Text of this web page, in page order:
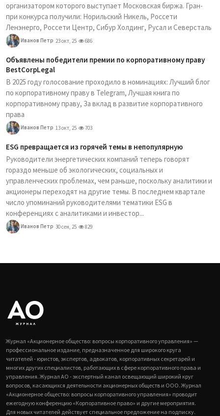
организатором которого выступает Московская биржа. Гран-
при конкурса получили: Норильский Никель, Россети
Ленэнерго, Россети Центр, Сибур Холдинг, Русал и Северсталь
Иванов Петр 23 окт, 25 686
Объявлены победители премии по корпоративному праву
BestCorpLegal
В 2025 году голосование проходило в номинациях: Лучший блог
по корпоративному праву в Telegram, Лучшая книга по
корпоративному праву, За вклад в развитие корпоративного
права
Иванов Петр 13 окт, 25 703
ESG превращается из горячей темы в непопулярную
Руководители энергетических компаний теперь говорят
гораздо меньше об экологических, социальных и
управленческих проблемах, чем раньше, поскольку аналитики и
акционеры переходят на другие темы. В последнем квартале
число упоминаний руководителями тематики ESG в
конференциях с аналитиками и инвестор...
Иванов Петр 30 сен, 25 829
Журнал «Акционерное общество: вопросы корпоративного управления» —
профессиональное издание, предназначенное для широкого круга
читателей - юристов, экспертов, адвокатов, корпоративных секретарей и
многих других специалистов, работающих в сфере корпоративного права и
управления. Журнал АО - экспертный канал освещающий широкий круг
вопросов, касающихся деятельности акционерных обществ и ООО. Журнал
«Акционерное общество: вопросы корпоративного управления» проводит
ежегодную конференцию «Корпоративное право» и другие мероприятия.
Для новых читателей действует специальное предложение на подписку.